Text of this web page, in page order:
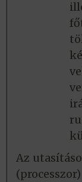
Az